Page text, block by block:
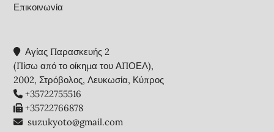
Επικοινωνία
Αγίας Παρασκευής 2
(Πίσω από το οίκημα του ΑΠΟΕΛ),
2002, Στρόβολος, Λευκωσία, Κύπρος
+35722755516
+35722766878
suzukyoto@gmail.com